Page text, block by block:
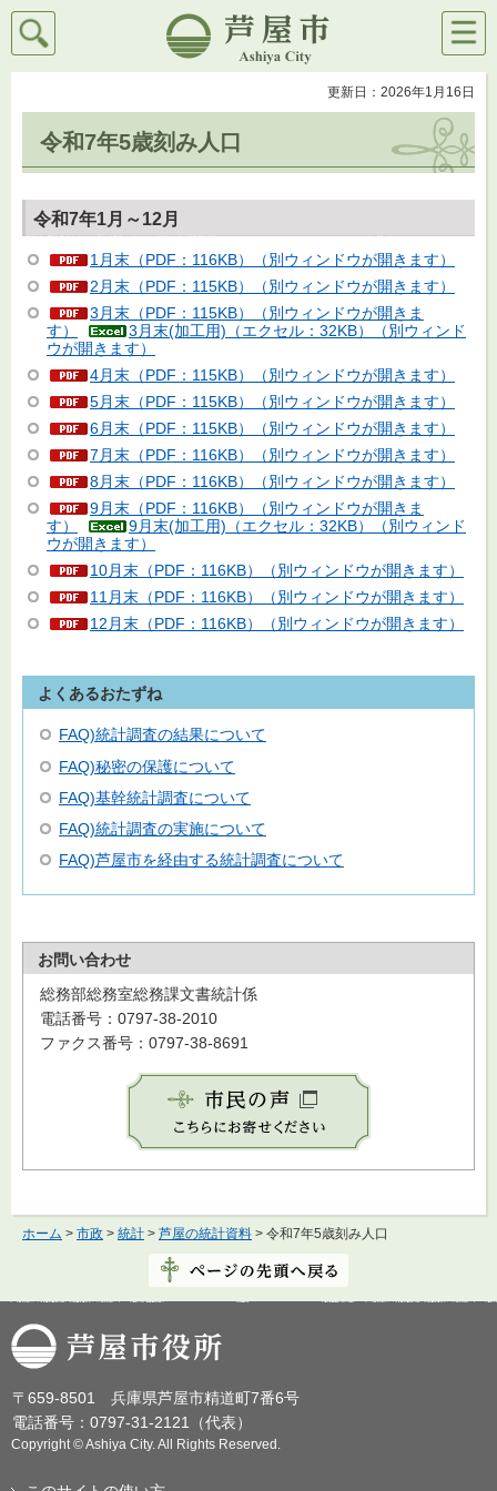
芦屋市
検索
メニ
ュー
更新日：2026年1月16日
令和7年5歳刻み人口
令和7年1月～12月
1月末（PDF：116KB）（別ウィンドウが開きます）
2月末（PDF：115KB）（別ウィンドウが開きます）
3月末（PDF：115KB）（別ウィンドウが開きま
す）
3月末(加工用)（エクセル：32KB）（別ウィンド
ウが開きます）
4月末（PDF：115KB）（別ウィンドウが開きます）
5月末（PDF：115KB）（別ウィンドウが開きます）
6月末（PDF：115KB）（別ウィンドウが開きます）
7月末（PDF：116KB）（別ウィンドウが開きます）
8月末（PDF：116KB）（別ウィンドウが開きます）
9月末（PDF：116KB）（別ウィンドウが開きま
す）
9月末(加工用)（エクセル：32KB）（別ウィンド
ウが開きます）
10月末（PDF：116KB）（別ウィンドウが開きます）
11月末（PDF：116KB）（別ウィンドウが開きます）
12月末（PDF：116KB）（別ウィンドウが開きます）
よくあるおたずね
FAQ)統計調査の結果について
FAQ)秘密の保護について
FAQ)基幹統計調査について
FAQ)統計調査の実施について
FAQ)芦屋市を経由する統計調査について
お問い合わせ
総務部総務室総務課文書統計係
電話番号：0797-38-2010
ファクス番号：0797-38-8691
ホーム > 市政 > 統計 > 芦屋の統計資料 > 令和7年5歳刻み人口
芦屋市役所
〒659-8501 兵庫県芦屋市精道町7番6号
電話番号：0797-31-2121（代表）
Copyright © Ashiya City. All Rights Reserved.